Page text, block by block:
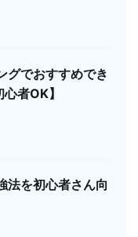
グでおすすめでき
者OK】
法を初心者さん向